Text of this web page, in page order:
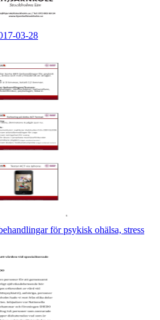
03-28
för psykisk ohälsa, stress